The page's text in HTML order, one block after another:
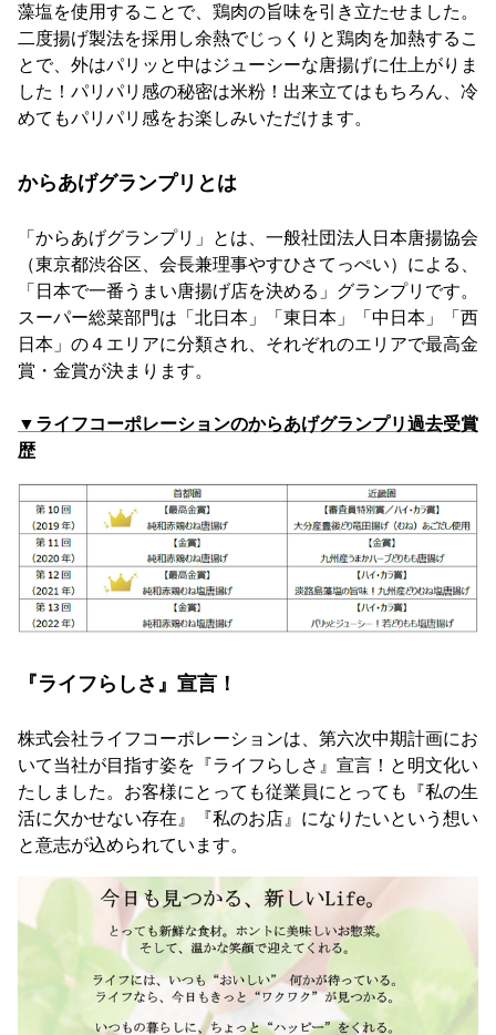
藻塩を使用することで、鶏肉の旨味を引き立たせました。
二度揚げ製法を採用し余熱でじっくりと鶏肉を加熱するこ
とで、外はパリッと中はジューシーな唐揚げに仕上がりま
した！パリパリ感の秘密は米粉！出来立てはもちろん、冷
めてもパリパリ感をお楽しみいただけます。
からあげグランプリとは
「からあげグランプリ」とは、一般社団法人日本唐揚協会
（東京都渋谷区、会長兼理事やすひさてっぺい）による、
「日本で一番うまい唐揚げ店を決める」グランプリです。
スーパー総菜部門は「北日本」「東日本」「中日本」「西
日本」の４エリアに分類され、それぞれのエリアで最高金
賞・金賞が決まります。
▼ライフコーポレーションのからあげグランプリ過去受賞
歴
『ライフらしさ』宣言！
株式会社ライフコーポレーションは、第六次中期計画にお
いて当社が目指す姿を『ライフらしさ』宣言！と明文化い
たしました。お客様にとっても従業員にとっても『私の生
活に欠かせない存在』『私のお店』になりたいという想い
と意志が込められています。